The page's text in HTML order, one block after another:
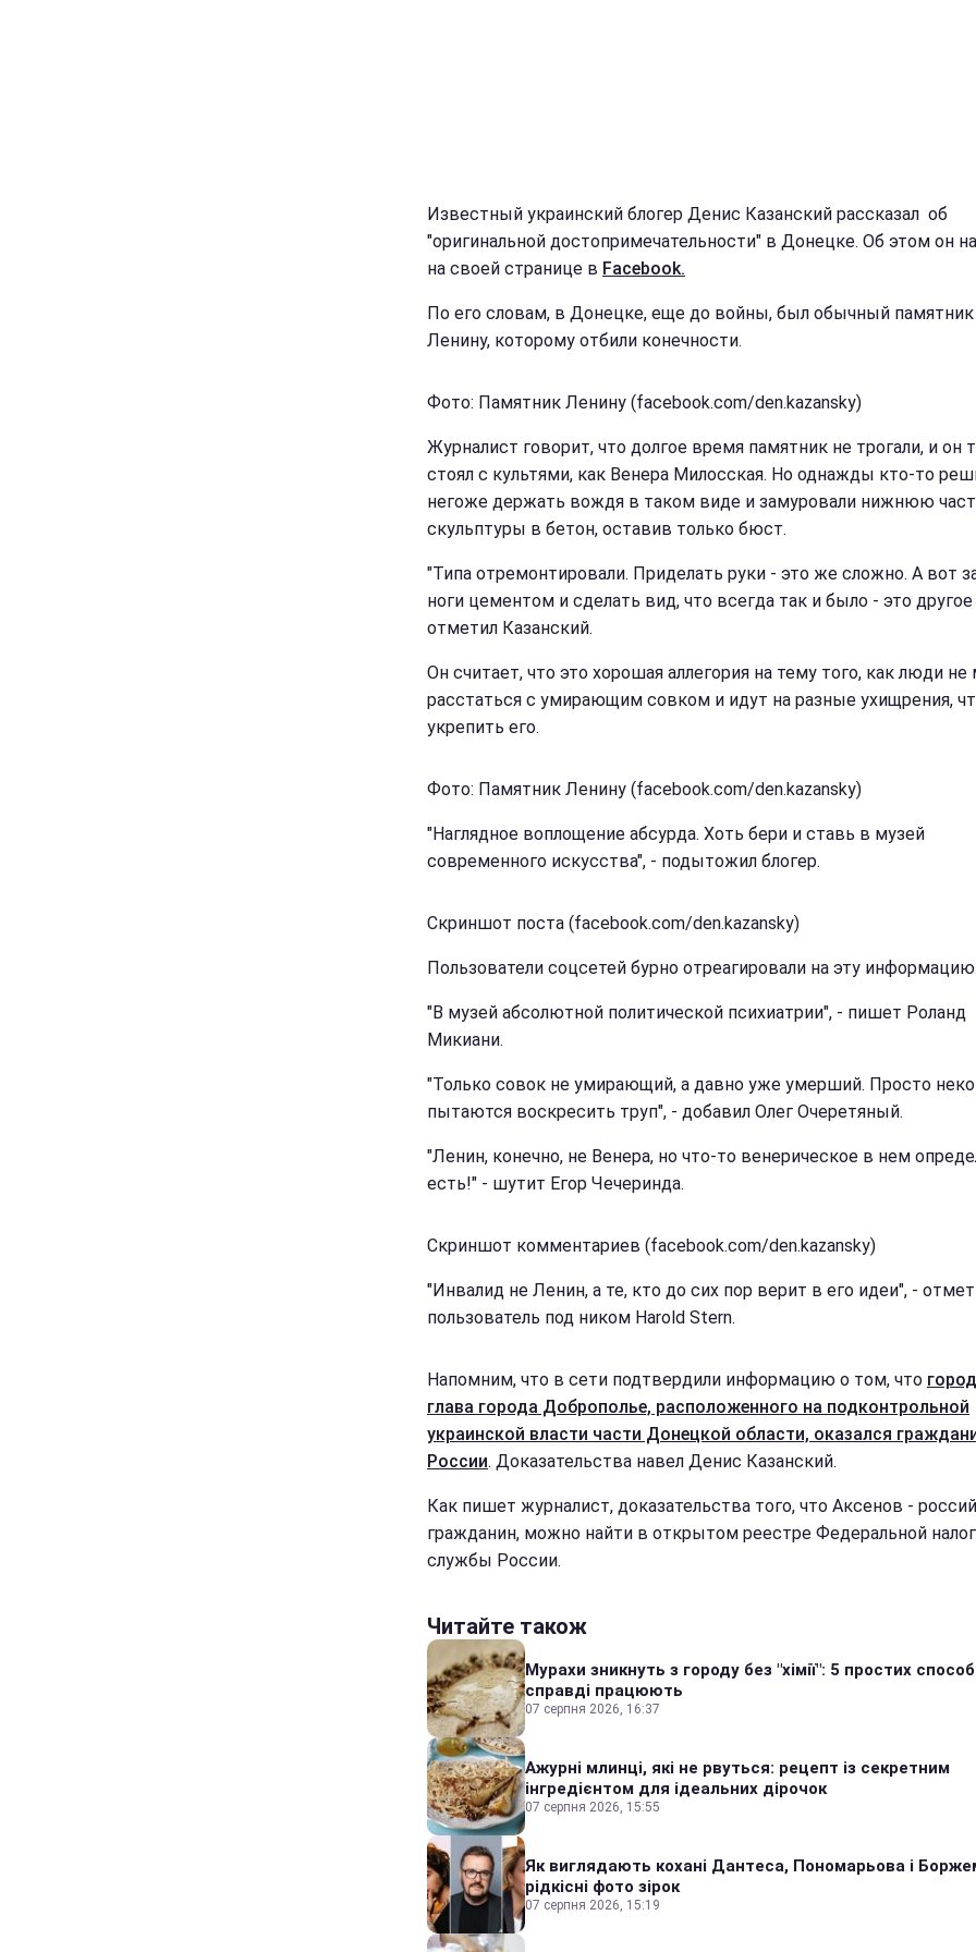
Известный украинский блогер Денис Казанский рассказал об
"оригинальной достопримечательности" в Донецке. Об этом он
на своей странице в Facebook.
По его словам, в Донецке, еще до войны, был обычный памятник
Ленину, которому отбили конечности.
Фото: Памятник Ленину (facebook.com/den.kazansky)
Журналист говорит, что долгое время памятник не трогали, и он
стоял с культями, как Венера Милосская. Но однажды кто-то
негоже держать вождя в таком виде и замуровали нижнюю
скульптуры в бетон, оставив только бюст.
"Типа отремонтировали. Приделать руки - это же сложно. А вот
ноги цементом и сделать вид, что всегда так и было - это другое
отметил Казанский.
Он считает, что это хорошая аллегория на тему того, как люди не
расстаться с умирающим совком и идут на разные ухищрения,
укрепить его.
Фото: Памятник Ленину (facebook.com/den.kazansky)
"Наглядное воплощение абсурда. Хоть бери и ставь в музей
современного искусства", - подытожил блогер.
Скриншот поста (facebook.com/den.kazansky)
Пользователи соцсетей бурно отреагировали на эту информацию.
"В музей абсолютной политической психиатрии", - пишет Роланд
Микиани.
"Только совок не умирающий, а давно уже умерший. Просто
пытаются воскресить труп", - добавил Олег Очеретяный.
"Ленин, конечно, не Венера, но что-то венерическое в нем
есть!" - шутит Егор Чечеринда.
Скриншот комментариев (facebook.com/den.kazansky)
"Инвалид не Ленин, а те, кто до сих пор верит в его идеи", -
пользователь под ником Harold Stern.
Напомним, что в сети подтвердили информацию о том, что
глава города Доброполье, расположенного на подконтрольной
украинской власти части Донецкой области, оказался
России. Доказательства навел Денис Казанский.
Как пишет журналист, доказательства того, что Аксенов -
гражданин, можно найти в открытом реестре Федеральной
службы России.
Читайте також
Мурахи зникнуть з городу без "хімії": 5 простих
справді працюють
07 серпня 2026, 16:37
Ажурні млинці, які не рвуться: рецепт із секретним
інгредієнтом для ідеальних дірочок
07 серпня 2026, 15:55
Як виглядають кохані Дантеса, Пономарьова і
рідкісні фото зірок
07 серпня 2026, 15:19